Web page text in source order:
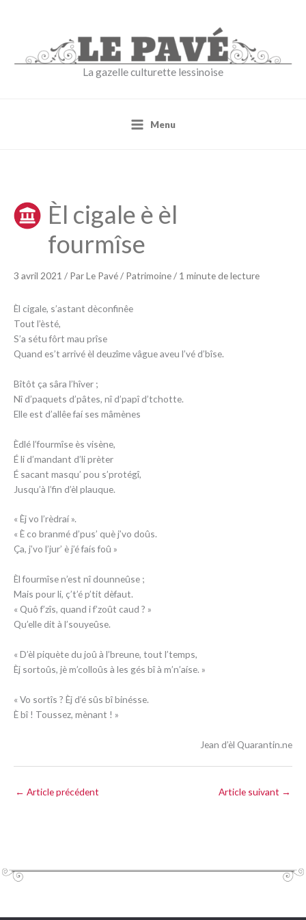
La gazelle culturette lessinoise
Menu
Èl cigale è èl
fourmîse
3 avril 2021 / ParLe Pavé/ Patrimoine/ 1 minute de lecture
Èl cigale, s’astant dèconfinêe
Tout l’èsté,
S’a sétu fôrt mau prîse
Quand es’t arrivé èl deuzîme vâgue aveu l’vé d’bîse.
Bîtôt ça sâra l’hîver ;
Nî d’paquets d’pâtes, nî d’papî d’tchotte.
Elle est d’allêe faí ses mâmènes
Èdlé l’fourmîse ès visène,
É li d’mandant d’li prèter
É sacant masqu’ pou s’protégî,
Jusqu’à l’fin d’èl plauque.
« Èj vo l’rèdraí ».
« È co branmé d’pus’ què j’vo doûs.
Ça, j’vo l’jur’ è j’é faís foû »
Èl fourmîse n’est nî dounneûse ;
Mais pour li, ç’t’é p’tit dèfaut.
« Quô f’zîs, quand i f’zoût caud ? »
Qu’elle dit à l’souyeûse.
« D’èl piquète du joû à l’breune, tout l’temps,
Èj sortoûs, jè m’colloûs à les gés bî à m’n’aíse. »
« Vo sortîs ? Èj d’é sûs bî binésse.
È bî ! Toussez, mènant ! »
Jean d’èl Quarantin.ne
← Article précédent Article suivant →